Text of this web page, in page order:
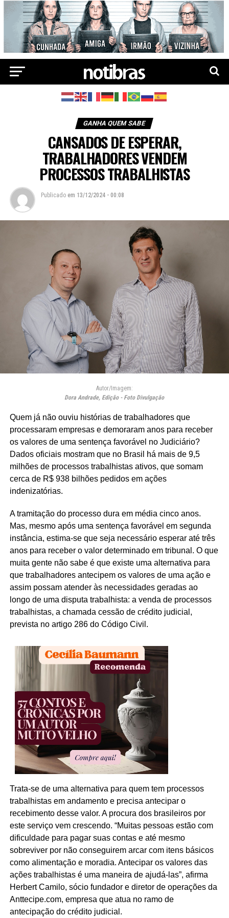
GANHA QUEM SABE
CANSADOS DE ESPERAR,
TRABALHADORES VENDEM
PROCESSOS TRABALHISTAS
Publicado em 13/12/2024 - 00:08
Autor/Imagem:
Dora Andrade, Edição - Foto Divulgação
Quem já não ouviu histórias de trabalhadores que
processaram empresas e demoraram anos para receber
os valores de uma sentença favorável no Judiciário?
Dados oficiais mostram que no Brasil há mais de 9,5
milhões de processos trabalhistas ativos, que somam
cerca de R$ 938 bilhões pedidos em ações
indenizatórias.
A tramitação do processo dura em média cinco anos.
Mas, mesmo após uma sentença favorável em segunda
instância, estima-se que seja necessário esperar até três
anos para receber o valor determinado em tribunal. O que
muita gente não sabe é que existe uma alternativa para
que trabalhadores antecipem os valores de uma ação e
assim possam atender às necessidades geradas ao
longo de uma disputa trabalhista: a venda de processos
trabalhistas, a chamada cessão de crédito judicial,
prevista no artigo 286 do Código Civil.
Trata-se de uma alternativa para quem tem processos
trabalhistas em andamento e precisa antecipar o
recebimento desse valor. A procura dos brasileiros por
este serviço vem crescendo. “Muitas pessoas estão com
dificuldade para pagar suas contas e até mesmo
sobreviver por não conseguirem arcar com itens básicos
como alimentação e moradia. Antecipar os valores das
ações trabalhistas é uma maneira de ajudá-las”, afirma
Herbert Camilo, sócio fundador e diretor de operações da
Anttecipe.com, empresa que atua no ramo de
antecipação do crédito judicial.